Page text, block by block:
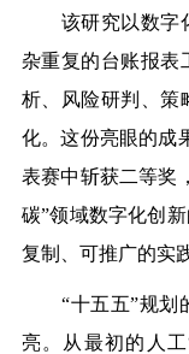
该研究以数字化
杂重复的台账报表
析、风险研判、策
化。这份亮眼的成
表赛中斩获二等奖
碳”领域数字化创
复制、可推广的实
“十五五”规划的
亮。从最初的人